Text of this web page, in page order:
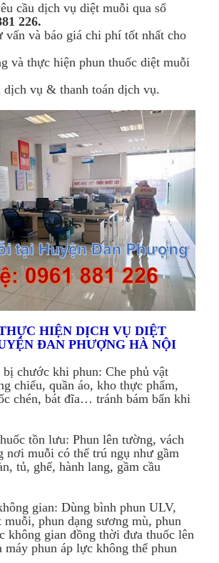
cầu dịch vụ diệt muỗi qua số
226.
vấn và báo giá chi phí tốt nhất cho
và thực hiện phun thuốc diệt muỗi
dịch vụ & thanh toán dịch vụ.
HIỆN DỊCH VỤ DIỆT
ĐAN PHƯỢNG HÀ NỘI
bị chước khi phun: Che phủ vật
chiếu, quần áo, kho thực phẩm,
chén, bát đĩa… tránh bám bẩn khi
tồn lưu: Phun lên tường, vách
nơi muỗi có thể trú ngụ như gầm
tủ, ghế, hành lang, gầm cầu
gian: Dùng bình phun ULV,
muỗi, phun dạng sương mù, phun
không gian đồng thời đưa thuốc lên
máy phun áp lực không thể phun